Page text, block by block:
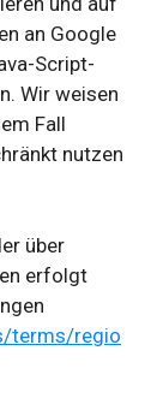
an Google
Script-
Wir weisen
Fall
nutzen
über
erfolgt
terms/regio